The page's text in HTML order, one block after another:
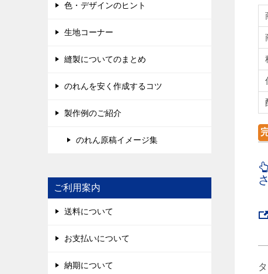
色・デザインのヒント
生地コーナー
縫製についてのまとめ
のれんを安く作成するコツ
製作例のご紹介
のれん原稿イメージ集
ご利用案内
送料について
お支払いについて
納期について